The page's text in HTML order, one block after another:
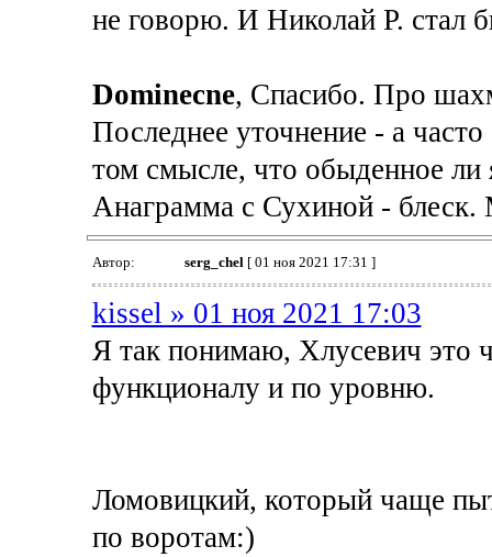
не говорю. И Николай Р. стал
Dominecne, Спасибо. Про
Последнее уточнение - а
том смысле, что обыденное ли
Анаграмма с Сухиной - блеск.
Автор: serg_chel [ 01 ноя 2021 17:31 ]
kissel » 01 ноя 2021 17:03
Я так понимаю, Хлусевич это
функционалу и по уровню.
Ломовицкий, который чаще
по воротам:)